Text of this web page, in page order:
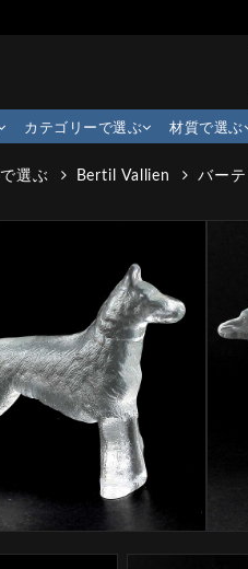
カテゴリーで選ぶ 材質で選ぶ
選ぶ Bertil Vallien バー